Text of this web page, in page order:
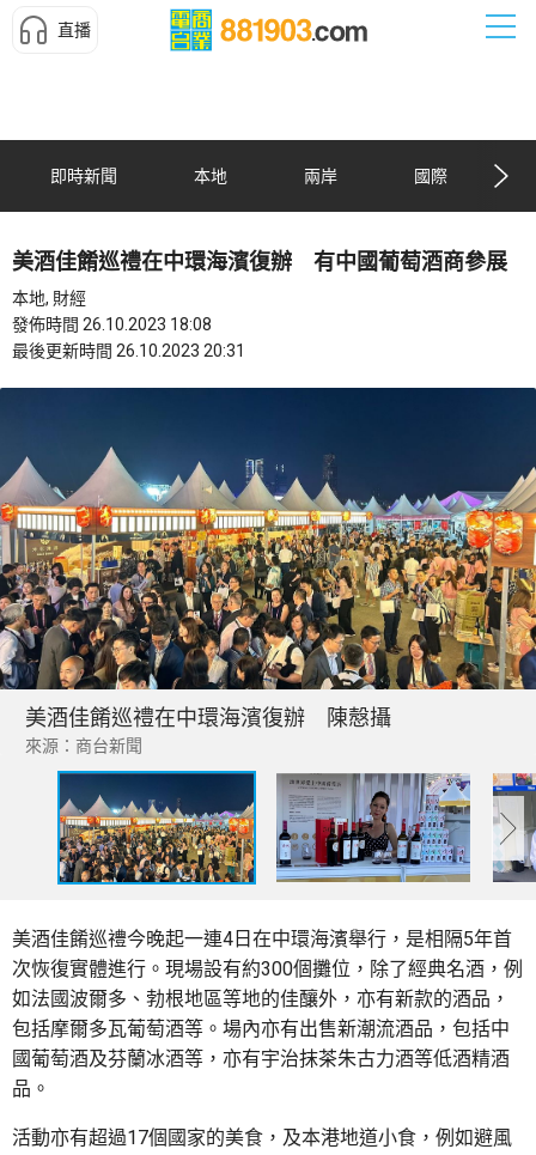
直播
即時新聞 本地 兩岸 國際
美酒佳餚巡禮在中環海濱復辦 有中國葡萄酒商參展
本地, 財經
發佈時間 26.10.2023 18:08
最後更新時間 26.10.2023 20:31
美酒佳餚巡禮在中環海濱復辦 陳慤攝
來源：商台新聞
美酒佳餚巡禮今晚起一連4日在中環海濱舉行，是相隔5年首
次恢復實體進行。現場設有約300個攤位，除了經典名酒，例
如法國波爾多、勃根地區等地的佳釀外，亦有新款的酒品，
包括摩爾多瓦葡萄酒等。場內亦有出售新潮流酒品，包括中
國葡萄酒及芬蘭冰酒等，亦有宇治抹茶朱古力酒等低酒精酒
品。
活動亦有超過17個國家的美食，及本港地道小食，例如避風